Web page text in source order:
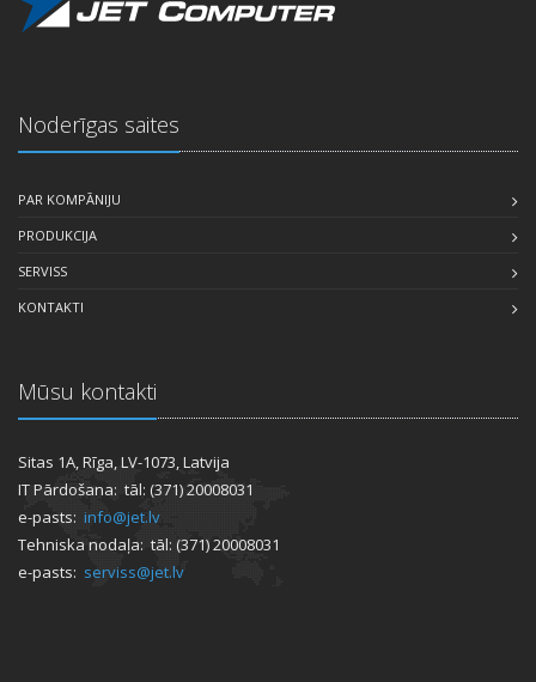
Noderīgas saites
PAR KOMPĀNIJU
PRODUKCIJA
SERVISS
KONTAKTI
Mūsu kontakti
Sitas 1A, Rīga, LV-1073, Latvija
IT Pārdošana: tāl: (371) 20008031
e-pasts: info@jet.lv
Tehniska nodaļa: tāl: (371) 20008031
e-pasts: serviss@jet.lv